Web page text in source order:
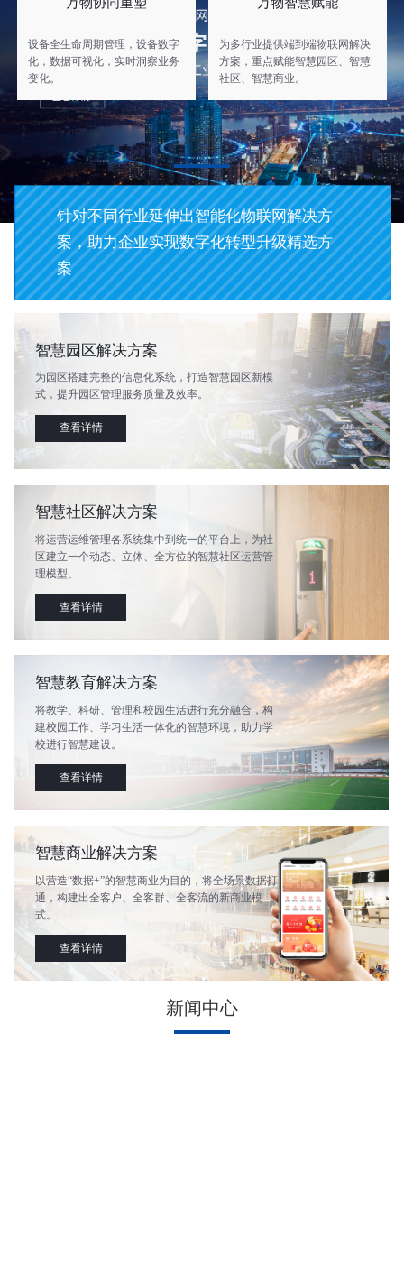
设备全生命周期管理，设备数字
化，数据可视化，实时洞察业务
变化。
为多行业提供端到端物联网解决
方案，重点赋能智慧园区、智慧
社区、智慧商业。
行业
针对不同行业延伸出智能化物联网解决方
案，助力企业实现数字化转型升级精选方
案
智慧园区解决方案
为园区搭建完整的信息化系统，打造智慧园区新模
式，提升园区管理服务质量及效率。
查看详情
智慧社区解决方案
将运营运维管理各系统集中到统一的平台上，为社
区建立一个动态、立体、全方位的智慧社区运营管
理模型。
查看详情
智慧教育解决方案
将教学、科研、管理和校园生活进行充分融合，构
建校园工作、学习生活一体化的智慧环境，助力学
校进行智慧建设。
查看详情
智慧商业解决方案
以营造“数据+”的智慧商业为目的，将全场景数据打
通，构建出全客户、全客群、全客流的新商业模
式。
查看详情
新闻中心